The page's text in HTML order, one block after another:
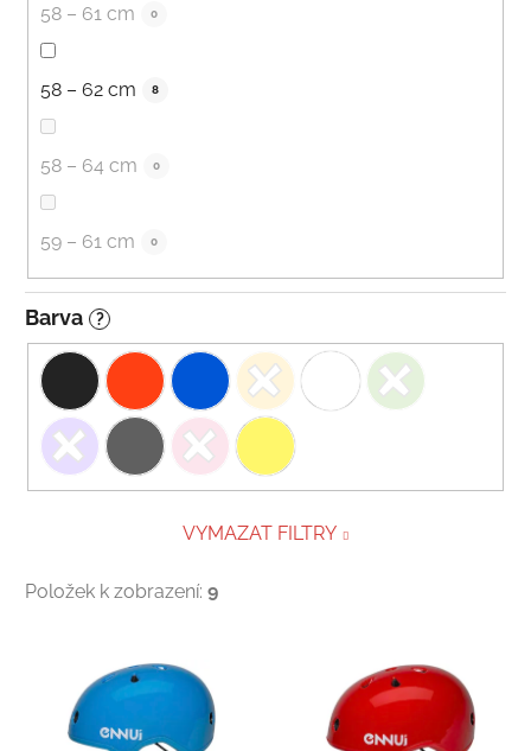
58 – 61 cm 0
58 – 62 cm 8
58 – 64 cm 0
59 – 61 cm 0
Barva ?
VYMAZAT FILTRY
Položek k zobrazení: 9
Výpis produktů